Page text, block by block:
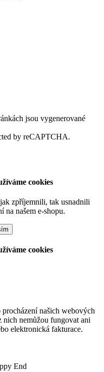
jsou vygenerované
by reCAPTCHA.
cookies
zpříjemnili, tak usnadnili
na našem e-shopu.
cookies
našich webových
nemůžou fungovat ani
elektronická fakturace.
End